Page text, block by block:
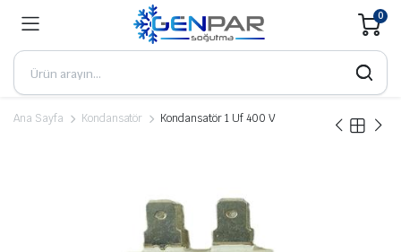
0
Ana Sayfa Kondansatör Kondansatör 1 Uf 400 V